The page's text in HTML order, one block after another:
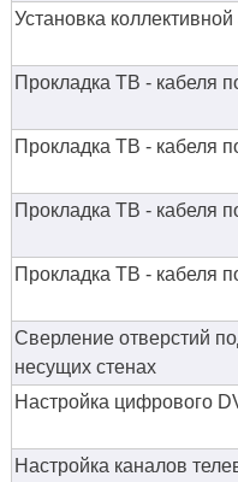
Установка
Прокладка ТВ - кабеля
Прокладка ТВ - кабеля
Прокладка ТВ - кабеля
Прокладка ТВ - кабеля
Сверление отверстий
несущих стенах
Настройка цифрового
Настройка каналов